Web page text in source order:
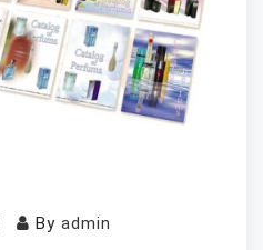
By admin